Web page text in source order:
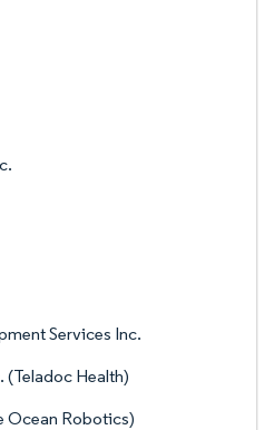
Services Inc.
(Teladoc Health)
Ocean Robotics)